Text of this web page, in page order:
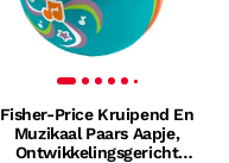
Fisher-Price Kruipend En
Muzikaal Paars Aapje,
Ontwikkelingsgericht